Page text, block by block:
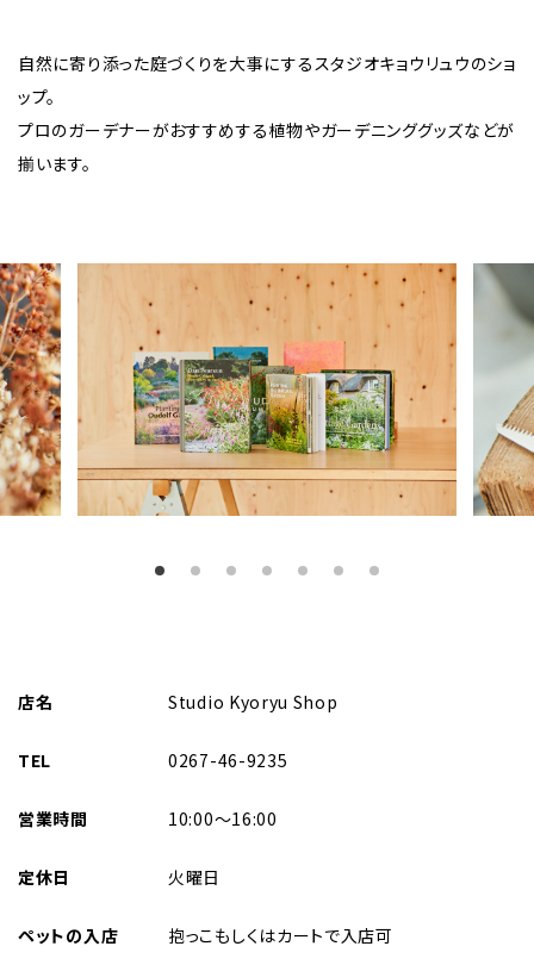
ショップ & レストラン情報
Shop & Restaurant
施設情報
スペシャルコラム
around MMoP
アクセス情報
Access
各種お問い合わせ
Contact
特定商取引に基づく表記について
自然に寄り添った庭づくりを大事にするスタジオキョウリュウのショ
ップ。
プロのガーデナーがおすすめする植物やガーデニンググッズなどが
揃います。
店名 Studio Kyoryu Shop
TEL 0267-46-9235
営業時間 10:00〜16:00
定休日 火曜日
ペットの入店 抱っこもしくはカートで入店可